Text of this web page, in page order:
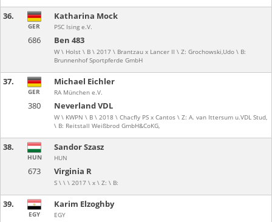
36.
686 Ben 483
W \ Holst \ B \ 2017 \ Brantzau x Lancer II \ Z: Grochowski,Udo \ B:
Brunnenhof Sportpferde GmbH
GER
Katharina Mock
PSC Ising e.V.
37.
380 Neverland VDL
W \ KWPN \ B \ 2018 \ Chacfly PS x Cantos \ Z: A. van Ittersum u.VDL Stud,
\ B: Reitstall Weißbrod GmbH&CoKG,
GER
Michael Eichler
RA München e.V.
38.
673 Virginia R
S \ \ \ 2017 \ x \ Z: \ B:
HUN
Sandor Szasz
HUN
39.
EGY
Karim Elzoghby
EGY